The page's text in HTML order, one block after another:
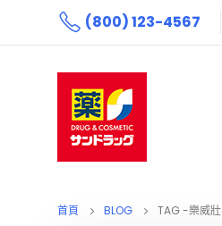
(800) 123-4567
首頁 BLOG TAG -樂威